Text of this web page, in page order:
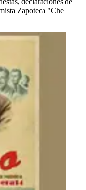
declaraciones de
Zapoteca "Che